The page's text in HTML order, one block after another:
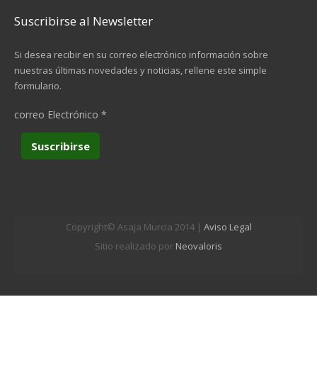
Suscribirse al Newsletter
Si desea recibir en su correo electrónico información sobre
nuestras últimas novedades y noticias, rellene este simple
formulario.
correo Electrónico *
Copyright© Asaja Murcia 2014 | Aviso Legal
Sitio realizado por Neovaloris